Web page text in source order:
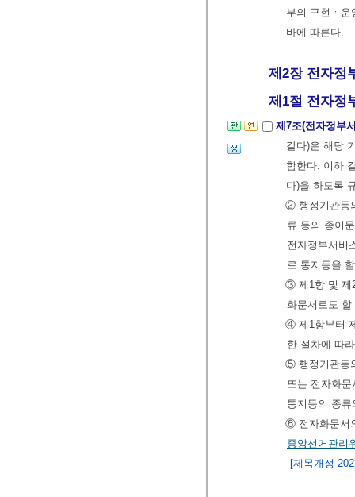
부의 구현ㆍ
바에 따른다.
제2장 전자정부
제1절 전자정부
제7조(전자정부
같다)은 해당
함한다. 이하
다)을 하도록
② 행정기관등
류 등의 종이
전자정부서비
로 통지등을
③ 제1항 및 제
화문서로도 할
④ 제1항부터
한 절차에 따
⑤ 행정기관등
또는 전자화
통지등의 종
⑥ 전자화문서
중앙선거관리
[제목개정